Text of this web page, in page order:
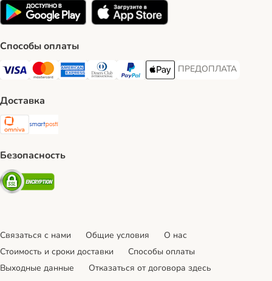
Способы оплаты
Visa Payment Method
Mastercard Payment Method
American Express Payment Method
Diners Club Payment Method
PayPal Payment Method
Apple Pay Payment Method
ПРЕДОПЛАТА
ПРЕДОПЛАТА
Доставка
Omniva Shipping Method
SmartPosti Shipping Method
Безопасность
Security
Связаться с нами Общие условия
О нас
Стоимость и сроки доставки
Cпособы оплаты
Выходные данные
Отказаться от договора здесь